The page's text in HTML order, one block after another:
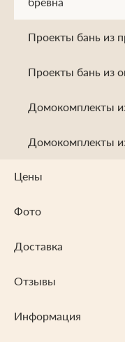
Проекты бань из
Проекты бань из
Домокомплекты
Домокомплекты
Цены
Фото
Доставка
Отзывы
Информация